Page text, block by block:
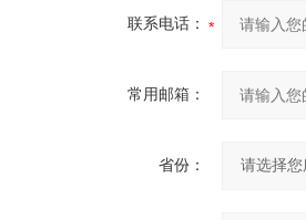
联系电话：
常用邮箱：
省份：